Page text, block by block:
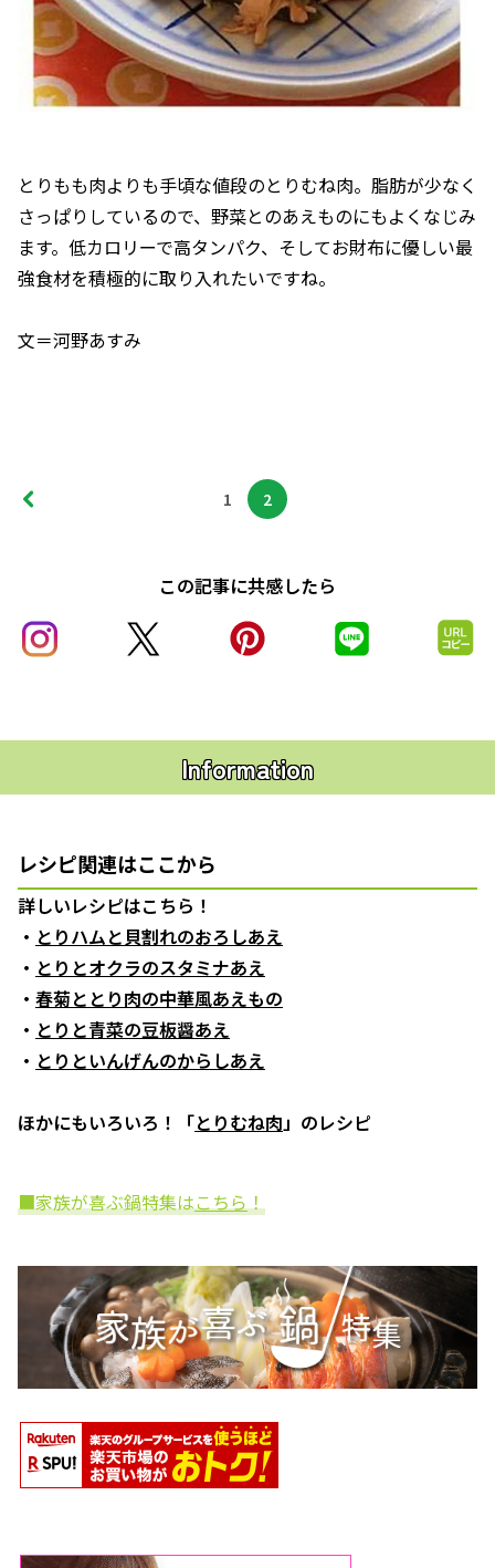
とりもも肉よりも手頃な値段のとりむね肉。脂肪が少なく
さっぱりしているので、野菜とのあえものにもよくなじみ
ます。低カロリーで高タンパク、そしてお財布に優しい最
強食材を積極的に取り入れたいですね。
文＝河野あすみ
1 2
この記事に共感したら
Information
レシピ関連はここから
詳しいレシピはこちら！
・ とりハムと貝割れのおろしあえ
・ とりとオクラのスタミナあえ
・ 春菊ととり肉の中華風あえもの
・ とりと青菜の豆板醤あえ
・ とりといんげんのからしあえ
ほかにもいろいろ！「とりむね肉」のレシピ
■家族が喜ぶ鍋特集はこちら！